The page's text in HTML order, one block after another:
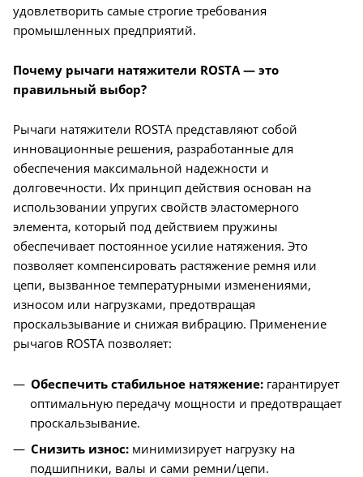
удовлетворить самые строгие требования
промышленных предприятий.
Почему рычаги натяжители ROSTA — это
правильный выбор?
Рычаги натяжители ROSTA представляют собой
инновационные решения, разработанные для
обеспечения максимальной надежности и
долговечности. Их принцип действия основан на
использовании упругих свойств эластомерного
элемента, который под действием пружины
обеспечивает постоянное усилие натяжения. Это
позволяет компенсировать растяжение ремня или
цепи, вызванное температурными изменениями,
износом или нагрузками, предотвращая
проскальзывание и снижая вибрацию. Применение
рычагов ROSTA позволяет:
Обеспечить стабильное натяжение: гарантирует
оптимальную передачу мощности и предотвращает
проскальзывание.
Снизить износ: минимизирует нагрузку на
подшипники, валы и сами ремни/цепи.